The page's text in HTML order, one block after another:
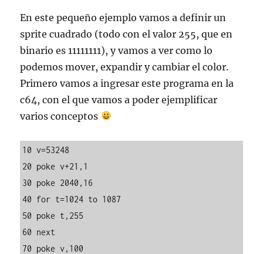
En este pequeño ejemplo vamos a definir un
sprite cuadrado (todo con el valor 255, que en
binario es 11111111), y vamos a ver como lo
podemos mover, expandir y cambiar el color.
Primero vamos a ingresar este programa en la
c64, con el que vamos a poder ejemplificar
varios conceptos
10 v=53248
20 poke v+21,1
30 poke 2040,16
40 for t=1024 to 1087
50 poke t,255
60 next
70 poke v,100